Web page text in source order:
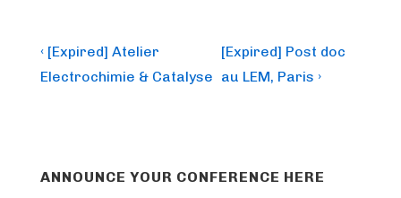
Post
navigation
Previous
Post
‹ [Expired] Atelier
Electrochimie & Catalyse
Next
Post
[Expired] Post doc
au LEM, Paris ›
ANNOUNCE YOUR CONFERENCE HERE